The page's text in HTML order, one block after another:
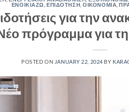
ΕΝΟΙΚΙΑΖΩ ,ΕΠΙΔΟΤΗΣΗ ,ΟΙΚΟΝΟΜΙΑ ,
για την
πρόγραμμα για
POSTED ON JANUARY 22, 2024 BY